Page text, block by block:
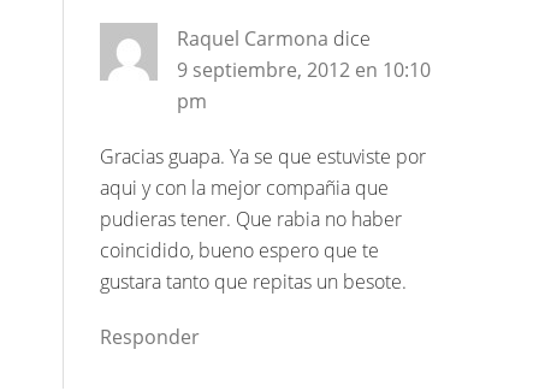
Raquel Carmona dice
9 septiembre, 2012 en 10:10
pm
Gracias guapa. Ya se que estuviste por
aqui y con la mejor compañia que
pudieras tener. Que rabia no haber
coincidido, bueno espero que te
gustara tanto que repitas un besote.
Responder